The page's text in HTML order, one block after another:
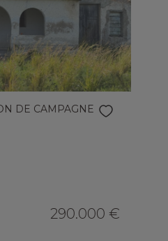
DE CAMPAGNE
290.000 €